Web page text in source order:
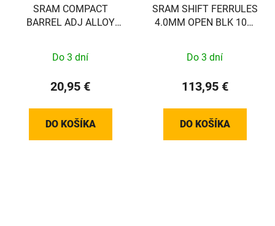
SRAM COMPACT
BARREL ADJ ALLOY
Do 3 dní
20,95 €
DO KOŠÍKA
SRAM SHIFT FERRULES
4.0MM OPEN BLK 100-
Do 3 dní
113,95 €
DO KOŠÍKA